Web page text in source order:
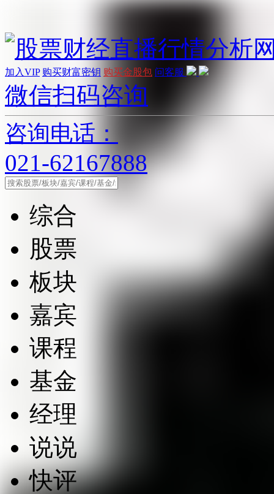
加入VIP 购买财富密钥 购买金股包 问客服
微信扫码咨询
咨询电话：
021-62167888
综合
股票
板块
嘉宾
课程
基金
经理
说说
快评